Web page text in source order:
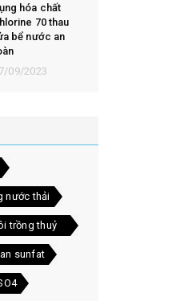
hóa chất
70 thau
bể nước an
09/2023
nước thải
trồng thuỷ
sunfat